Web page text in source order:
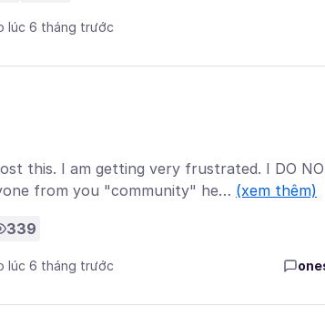
lúc 6 tháng trước
this. I am getting very frustrated. I DO
from you "community" he… (xem thêm)
339
lúc 6 tháng trước